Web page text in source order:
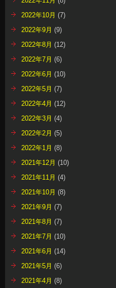
2022年10月 (7)
2022年9月 (9)
2022年8月 (12)
2022年7月 (6)
2022年6月 (10)
2022年5月 (7)
2022年4月 (12)
2022年3月 (4)
2022年2月 (5)
2022年1月 (8)
2021年12月 (10)
2021年11月 (4)
2021年10月 (8)
2021年9月 (7)
2021年8月 (7)
2021年7月 (10)
2021年6月 (14)
2021年5月 (6)
2021年4月 (8)